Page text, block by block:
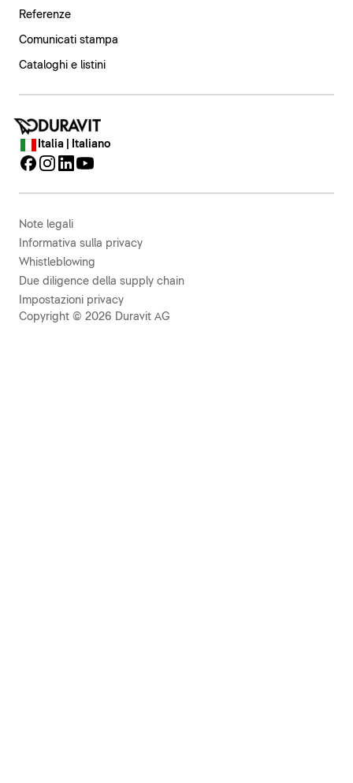
Referenze
Comunicati stampa
Cataloghi e listini
Italia | Italiano
Note legali
Informativa sulla privacy
Whistleblowing
Due diligence della supply chain
Impostazioni privacy
Copyright © 2026 Duravit AG